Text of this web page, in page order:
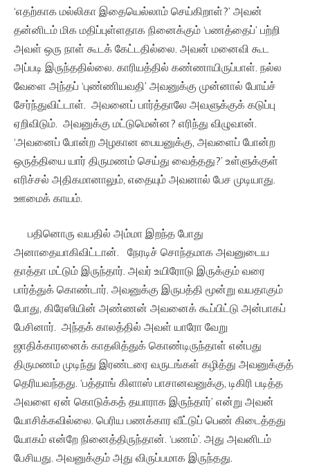
‘எதற்காக மல்லிகா இதையெல்லாம் செய்கிறாள்?’ அவன்
தன்னிடம் மிக மதிப்புள்ளதாக நினைக்கும் ‘பணத்தைப்’ பற்றி
அவள் ஒரு நாள் கூடக் கேட்டதில்லை. அவன் மனைவி கூட
அப்படி இருந்ததில்லை. காரியத்தில் கண்ணாயிருப்பாள். நல்ல
வேளை அந்தப் ‘புண்ணியவதி’ அவனுக்கு முன்னால் போய்ச்
சேர்ந்துவிட்டாள். அவனைப் பார்த்தாலே அவளுக்குக் கடுப்பு
ஏறிவிடும். அவனுக்கு மட்டுமென்ன? எரிந்து விழுவான்.
‘அவனைப் போன்ற அழகான பையனுக்கு, அவளைப் போன்ற
ஒருத்தியை யார் திருமணம் செய்து வைத்தது?’ உள்ளுக்குள்
எரிச்சல் அதிகமானாலும், எதையும் அவனால் பேச முடியாது.
ஊமைக் காயம்.
பதினொரு வயதில் அம்மா இறந்த போது
அனாதையாகிவிட்டான். நேரடிச் சொந்தமாக அவனுடைய
தாத்தா மட்டும் இருந்தார். அவர் உயிரோடு இருக்கும் வரை
பார்த்துக் கொண்டார். அவனுக்கு இருபத்தி மூன்று வயதாகும்
போது, கிரேஸியின் அண்ணன் அவனைக் கூப்பிட்டு அன்பாகப்
பேசினார். அந்தக் காலத்தில் அவள் யாரோ வேறு
ஜாதிக்காரனைக் காதலித்துக் கொண்டிருந்தாள் என்பது
திருமணம் முடிந்து இரண்டரை வருடங்கள் கழித்து அவனுக்குத்
தெரியவந்தது. ‘பத்தாங் கிளாஸ் பாசானவனுக்கு, டிகிரி படித்த
அவளை ஏன் கொடுக்கத் தயாராக இருந்தார்’ என்று அவன்
யோசிக்கவில்லை. பெரிய பணக்கார வீட்டுப் பெண் கிடைத்தது
யோகம் என்றே நினைத்திருந்தான். ‘பணம்’. அது அவனிடம்
பேசியது. அவனுக்கும் அது விருப்பமாக இருந்தது.